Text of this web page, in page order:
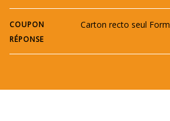
COUPON
RÉPONSE
Carton recto seul